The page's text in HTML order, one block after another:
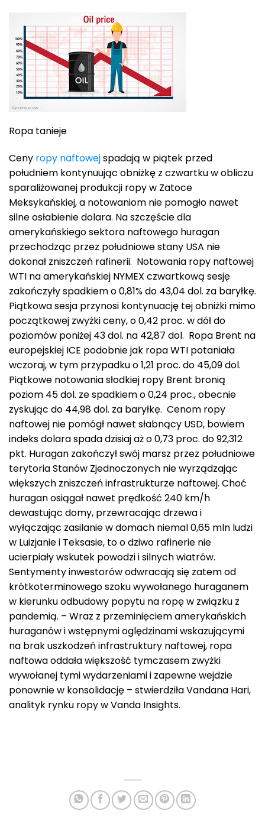
Ropa tanieje
Ceny ropy naftowejspadają w piątek przed
południem kontynuując obniżkę z czwartku w obliczu
sparaliżowanej produkcji ropy w Zatoce
Meksykańskiej, a notowaniom nie pomogło nawet
silne osłabienie dolara. Na szczęście dla
amerykańskiego sektora naftowego huragan
przechodząc przez południowe stany USA nie
dokonał zniszczeń rafinerii. Notowania ropy naftowej
WTI na amerykańskiej NYMEX czwartkową sesję
zakończyły spadkiem o 0,81% do 43,04 dol. za baryłkę.
Piątkowa sesja przynosi kontynuację tej obniżki mimo
początkowej zwyżki ceny, o 0,42 proc. w dół do
poziomów poniżej 43 dol. na 42,87 dol. Ropa Brent na
europejskiej ICE podobnie jak ropa WTI potaniała
wczoraj, w tym przypadku o 1,21 proc. do 45,09 dol.
Piątkowe notowania słodkiej ropy Brent bronią
poziom 45 dol. ze spadkiem o 0,24 proc., obecnie
zyskując do 44,98 dol. za baryłkę. Cenom ropy
naftowej nie pomógł nawet słabnący USD, bowiem
indeks dolara spada dzisiaj aż o 0,73 proc. do 92,312
pkt. Huragan zakończył swój marsz przez południowe
terytoria Stanów Zjednoczonych nie wyrządzając
większych zniszczeń infrastrukturze naftowej. Choć
huragan osiągał nawet prędkość 240 km/h
dewastując domy, przewracając drzewa i
wyłączając zasilanie w domach niemal 0,65 mln ludzi
w Luizjanie i Teksasie, to o dziwo rafinerie nie
ucierpiały wskutek powodzi i silnych wiatrów.
Sentymenty inwestorów odwracają się zatem od
krótkoterminowego szoku wywołanego huraganem
w kierunku odbudowy popytu na ropę w związku z
pandemią. – Wraz z przeminięciem amerykańskich
huraganów i wstępnymi oględzinami wskazującymi
na brak uszkodzeń infrastruktury naftowej, ropa
naftowa oddała większość tymczasem zwyżki
wywołanej tymi wydarzeniami i zapewne wejdzie
ponownie w konsolidację – stwierdziła Vandana Hari,
analityk rynku ropy w Vanda Insights.